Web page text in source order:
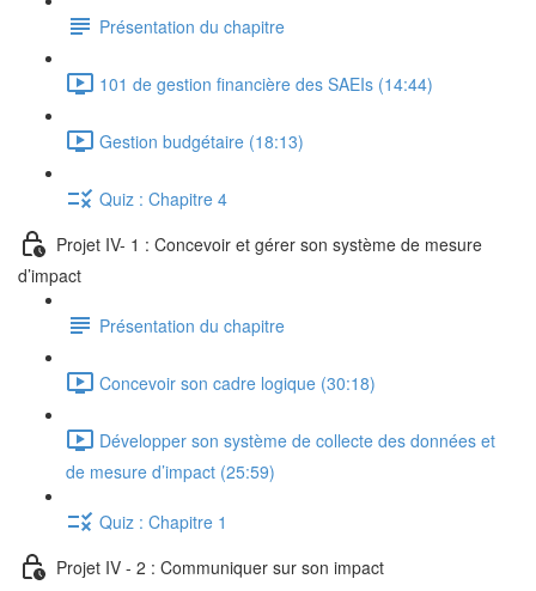
Présentation du chapitre
101 de gestion financière des SAEIs (14:44)
Gestion budgétaire (18:13)
Quiz : Chapitre 4
Projet IV- 1 : Concevoir et gérer son système de mesure
d’impact
Présentation du chapitre
Concevoir son cadre logique (30:18)
Développer son système de collecte des données et
de mesure d’impact (25:59)
Quiz : Chapitre 1
Projet IV - 2 : Communiquer sur son impact